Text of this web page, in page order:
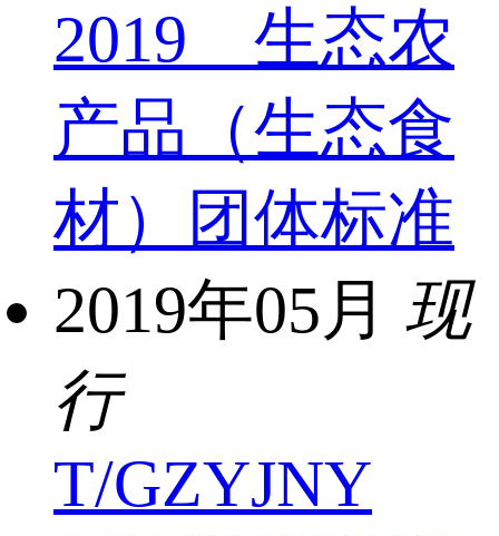
2019 生态农
产品（生态食
材）团体标准
2019年05月 现
行
T/GZYJNY